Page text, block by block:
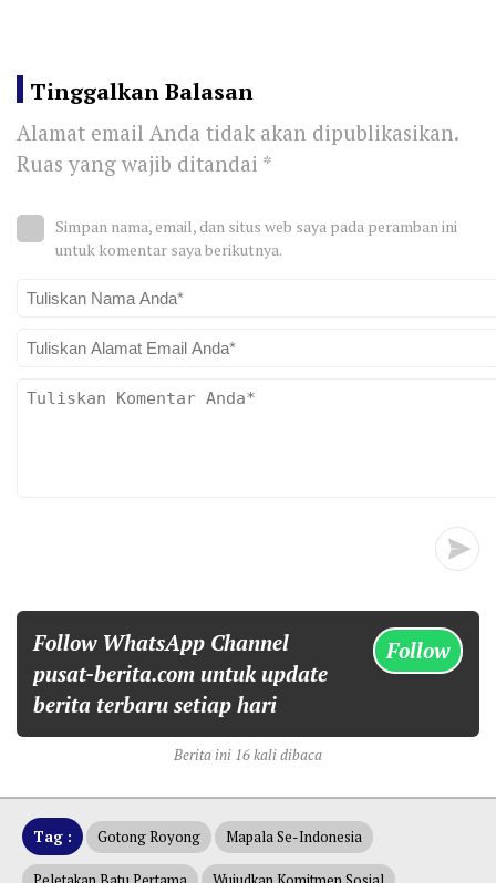
Tinggalkan Balasan
Alamat email Anda tidak akan dipublikasikan.
Ruas yang wajib ditandai *
Simpan nama, email, dan situs web saya pada peramban ini
untuk komentar saya berikutnya.
Follow WhatsApp Channel
pusat-berita.com untuk update
berita terbaru setiap hari
Follow
Berita ini 16 kali dibaca
Tag : Gotong Royong Mapala Se-Indonesia